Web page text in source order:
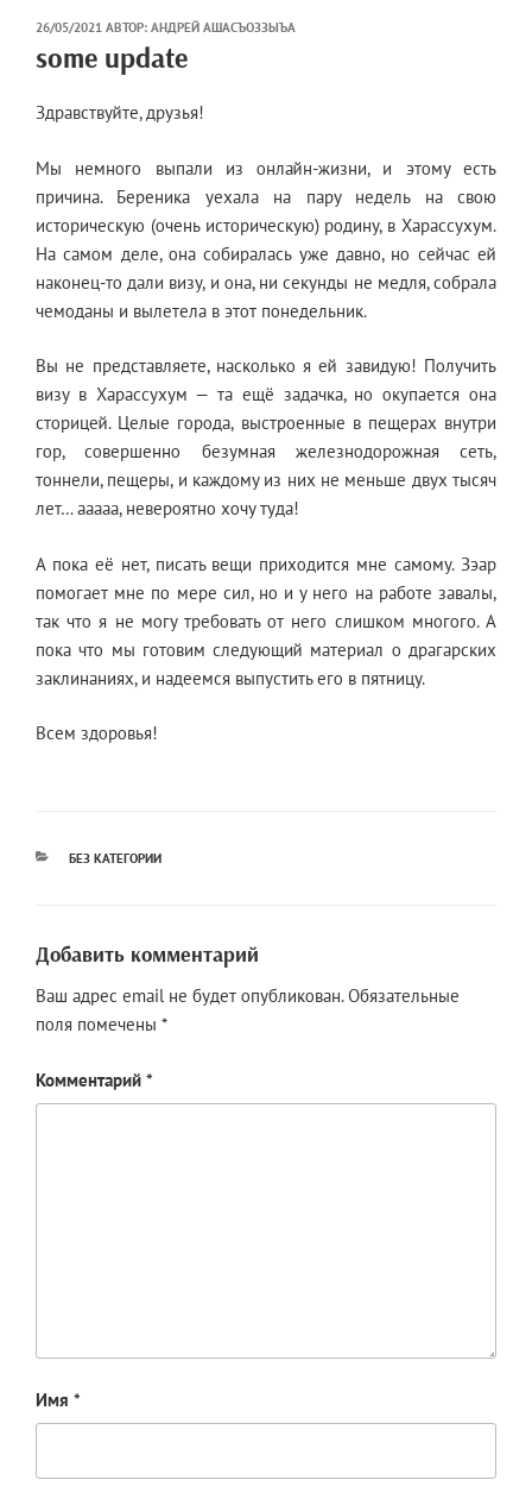
ОПУБЛИКОВАНО
26/05/2021 АВТОР: АНДРЕЙ АШАСЪОЗЗЫЪА
some update
Здравствуйте, друзья!
Мы немного выпали из онлайн-жизни, и этому есть
причина. Береника уехала на пару недель на свою
историческую (очень историческую) родину, в Харассухум.
На самом деле, она собиралась уже давно, но сейчас ей
наконец-то дали визу, и она, ни секунды не медля, собрала
чемоданы и вылетела в этот понедельник.
Вы не представляете, насколько я ей завидую! Получить
визу в Харассухум — та ещё задачка, но окупается она
сторицей. Целые города, выстроенные в пещерах внутри
гор, совершенно безумная железнодорожная сеть,
тоннели, пещеры, и каждому из них не меньше двух тысяч
лет… ааааа, невероятно хочу туда!
А пока её нет, писать вещи приходится мне самому. Зэар
помогает мне по мере сил, но и у него на работе завалы,
так что я не могу требовать от него слишком многого. А
пока что мы готовим следующий материал о драгарских
заклинаниях, и надеемся выпустить его в пятницу.
Всем здоровья!
РУБРИКИ
БЕЗ КАТЕГОРИИ
Добавить комментарий
Ваш адрес email не будет опубликован. Обязательные
поля помечены *
Комментарий *
Имя *